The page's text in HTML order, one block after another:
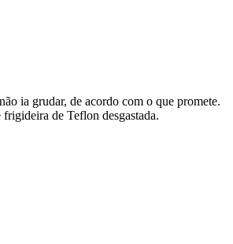
ia grudar, de acordo com o que promete.
de Teflon desgastada.